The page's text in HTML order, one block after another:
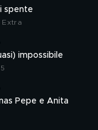
spente
Extra
impossibile
Pepe e Anita